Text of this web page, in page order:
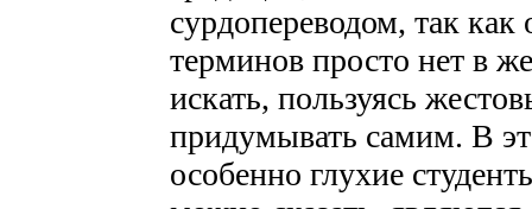
сурдопереводом, так
терминов просто нет в
искать, пользуясь
придумывать самим. В
особенно глухие